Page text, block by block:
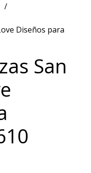
Diseños para
San